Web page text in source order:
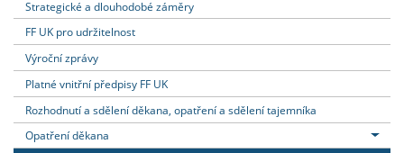
Strategické a dlouhodobé záměry
FF UK pro udržitelnost
Výroční zprávy
Platné vnitřní předpisy FF UK
Rozhodnutí a sdělení děkana, opatření a sdělení tajemníka
Opatření děkana